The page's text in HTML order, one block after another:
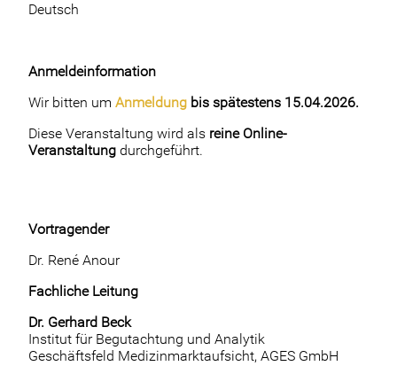
Deutsch
Anmeldeinformation
Wir bitten um Anmeldung bis spätestens 15.04.2026.
Diese Veranstaltung wird als reine Online-
Veranstaltung durchgeführt.
Vortragender
Dr. René Anour
Fachliche Leitung
Dr. Gerhard Beck
Institut für Begutachtung und Analytik
Geschäftsfeld Medizinmarktaufsicht, AGES GmbH